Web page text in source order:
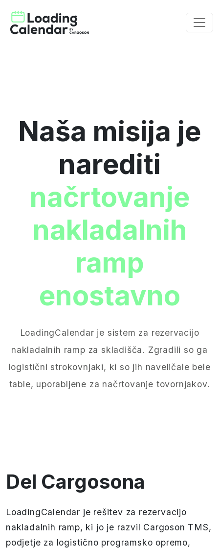
Naša misija je
narediti
načrtovanje
nakladalnih
ramp
enostavno
LoadingCalendar je sistem za rezervacijo
nakladalnih ramp za skladišča. Zgradili so ga
logistični strokovnjaki, ki so jih naveličale bele
table, uporabljene za načrtovanje tovornjakov.
Del Cargosona
LoadingCalendar je rešitev za rezervacijo
nakladalnih ramp, ki jo je razvil Cargoson TMS,
podjetje za logistično programsko opremo,